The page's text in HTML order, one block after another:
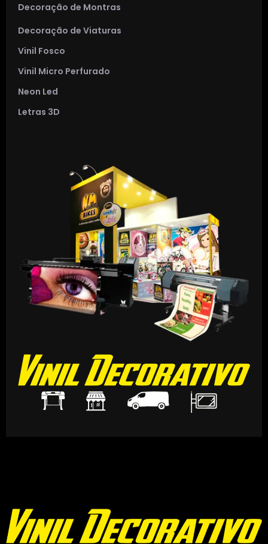
Decoração de Montras
Decoração de Viaturas
Vinil Fosco
Vinil Micro Perfurado
Neon Led
Letras 3D